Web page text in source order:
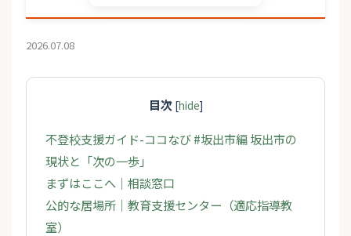
2026.07.08
目次 [hide]
不登校支援ガイド-ココなび #坂出市編 坂出市の
現状と「次の一歩」
まずはここへ｜相談窓口
公的な居場所｜教育支援センター（適応指導教
室）